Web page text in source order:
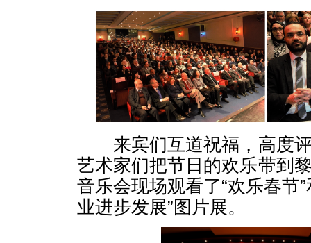
来宾们互道祝福，高度评
艺术家们把节日的欢乐带到
音乐会现场观看了“欢乐春节
业进步发展”图片展。